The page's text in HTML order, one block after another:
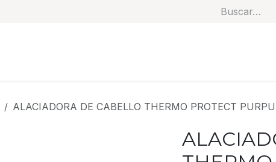
ALACIADORA DE CABELLO THERMO PROTECT